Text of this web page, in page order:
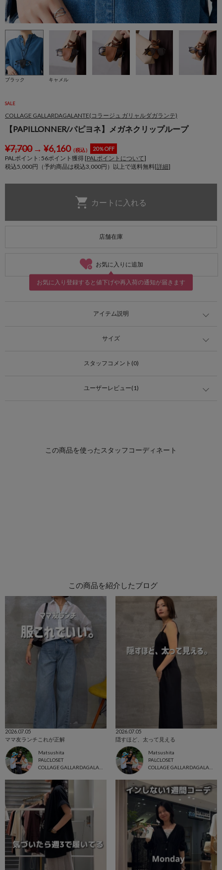
ブラック キャメル
SALE
COLLAGE GALLARDAGALANTE(コラージュ ガリャルダガランテ)
【PAPILLONNER/パピヨネ】メガネクリップループ
¥7,700→ ¥6,160（税込） 20％OFF
PALポイント: 56ポイント獲得 [PALポイントについて]
税込5,000円（予約商品は税込3,000円）以上で送料無料[詳細]
店舗在庫
お気に入りに追加
お気に入り登録すると値下げや再入荷の通知が届きます
アイテム説明
サイズ
スタッフコメント(0)
ユーザーレビュー(1)
この商品を紹介したブログ
2026.07.05
ママ友ランチこれが正解
Matsushita
PALCLOSET
COLLAGE GALLARDAGALANTE
2026.07.05
隠すほど、太って見える
Matsushita
PALCLOSET
COLLAGE GALLARDAGALANTE